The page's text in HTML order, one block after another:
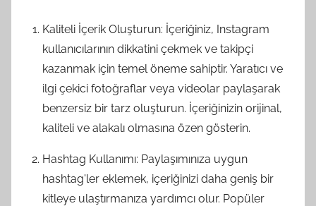
Kaliteli İçerik Oluşturun: İçeriğiniz, Instagram
kullanıcılarının dikkatini çekmek ve takipçi
kazanmak için temel öneme sahiptir. Yaratıcı ve
ilgi çekici fotoğraflar veya videolar paylaşarak
benzersiz bir tarz oluşturun. İçeriğinizin orijinal,
kaliteli ve alakalı olmasına özen gösterin.
Hashtag Kullanımı: Paylaşımınıza uygun
hashtag'ler eklemek, içeriğinizi daha geniş bir
kitleye ulaştırmanıza yardımcı olur. Popüler